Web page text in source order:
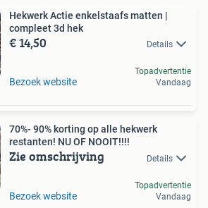
Hekwerk Actie enkelstaafs matten |
compleet 3d hek
€ 14,50 Details
Bezoek website
Topadvertentie
Vandaag
70%- 90% korting op alle hekwerk
restanten! NU OF NOOIT!!!!
Zie omschrijving Details
Bezoek website
Topadvertentie
Vandaag